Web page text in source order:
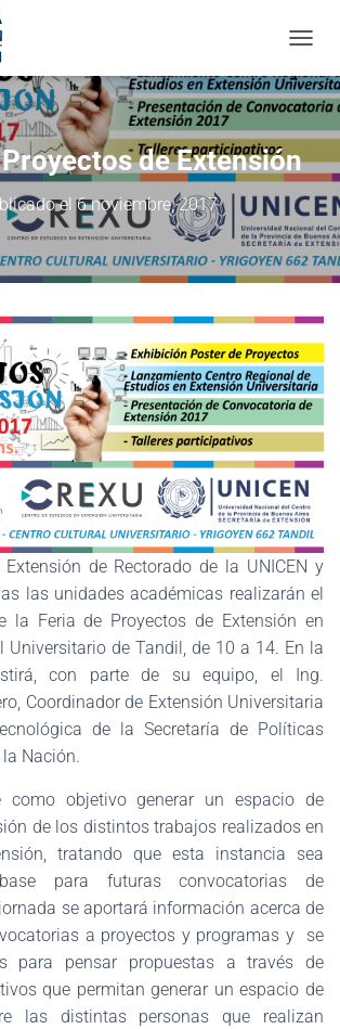
de herramientas
de Extensión
el6 noviembre, 2017
Extensión de Rectorado de la UNICEN y
las unidades académicas realizarán el
la Feria de Proyectos de Extensión en
Universitario de Tandil, de 10 a 14. En la
con parte de su equipo, el Ing.
Coordinador de Extensión Universitaria
de la Secretaría de Políticas
Nación.
como objetivo generar un espacio de
de los distintos trabajos realizados en
tratando que esta instancia sea
para futuras convocatorias de
se aportará información acerca de
a proyectos y programas y se
para pensar propuestas a través de
que permitan generar un espacio de
las distintas personas que realizan